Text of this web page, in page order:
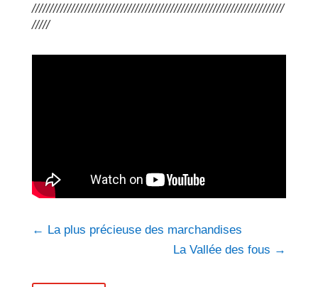
///////////////////////////////////////////////////////////////////////
/////
← La plus précieuse des marchandises
La Vallée des fous →